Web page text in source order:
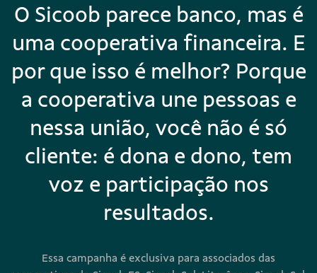
O Sicoob parece banco, mas é
uma cooperativa financeira. E
por que isso é melhor? Porque
a cooperativa une pessoas e
nessa união, você não é só
cliente: é dona e dono, tem
voz e participação nos
resultados.
Essa campanha é exclusiva para associados das